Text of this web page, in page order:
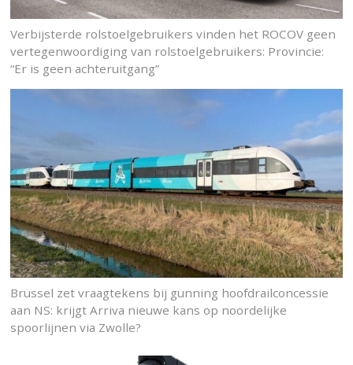
Verbijsterde rolstoelgebruikers vinden het ROCOV geen
vertegenwoordiging van rolstoelgebruikers: Provincie:
“Er is geen achteruitgang”
Brussel zet vraagtekens bij gunning hoofdrailconcessie
aan NS: krijgt Arriva nieuwe kans op noordelijke
spoorlijnen via Zwolle?